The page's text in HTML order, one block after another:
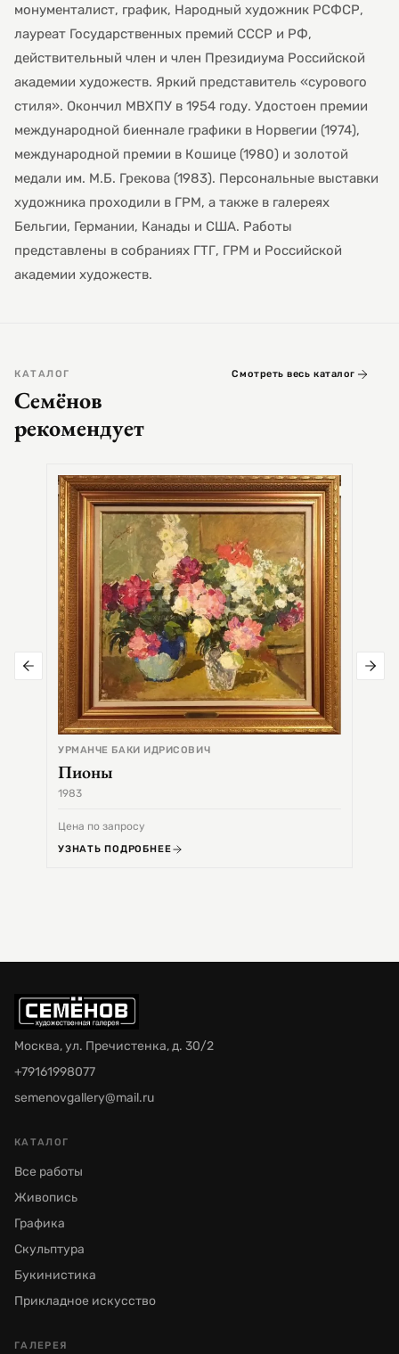
монументалист, график, Народный художник РСФСР,
лауреат Государственных премий СССР и РФ,
действительный член и член Президиума Российской
академии художеств. Яркий представитель «сурового
стиля». Окончил МВХПУ в 1954 году. Удостоен премии
международной биеннале графики в Норвегии (1974),
международной премии в Кошице (1980) и золотой
медали им. М.Б. Грекова (1983). Персональные выставки
художника проходили в ГРМ, а также в галереях
Бельгии, Германии, Канады и США. Работы
представлены в собраниях ГТГ, ГРМ и Российской
академии художеств.
КАТАЛОГ
Семёнов
рекомендует
Смотреть весь каталог
УРМАНЧЕ БАКИ ИДРИСОВИЧ
Пионы
1983
Цена по запросу
УЗНАТЬ ПОДРОБНЕЕ
Москва, ул. Пречистенка, д. 30/2
+79161998077
semenovgallery@mail.ru
КАТАЛОГ
Все работы
Живопись
Графика
Скульптура
Букинистика
Прикладное искусство
ГАЛЕРЕЯ